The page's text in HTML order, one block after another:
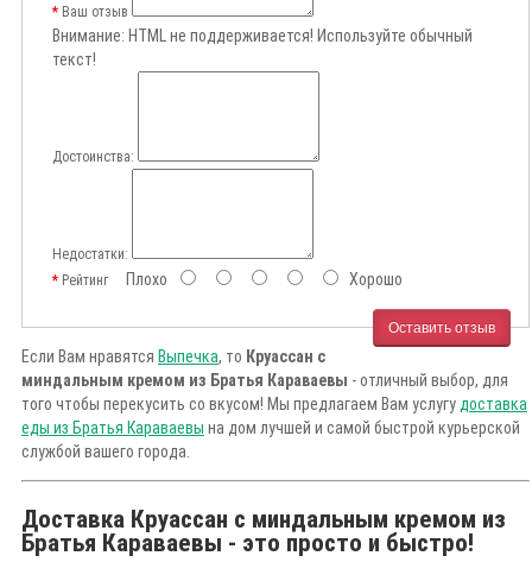
Ваш отзыв
Внимание: HTML не поддерживается! Используйте обычный
текст!
Достоинства:
Недостатки:
РейтингПлохо Хорошо
Оставить отзыв
Если Вам нравятся Выпечка, то Круассан с
миндальным кремом из Братья Караваевы - отличный выбор, для
того чтобы перекусить со вкусом! Мы предлагаем Вам услугу доставка
еды из Братья Караваевы на дом лучшей и самой быстрой курьерской
службой вашего города.
Доставка Круассан с миндальным кремом из
Братья Караваевы - это просто и быстро!